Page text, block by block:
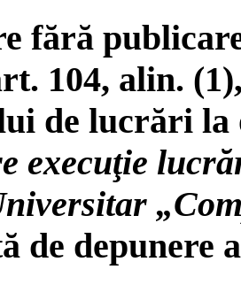
fără
104, alin.
de lucrări la
execuţie
de depunere